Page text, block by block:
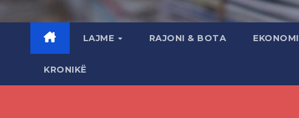
LAJME RAJONI & BOTA EKONOMI
KRONIKË